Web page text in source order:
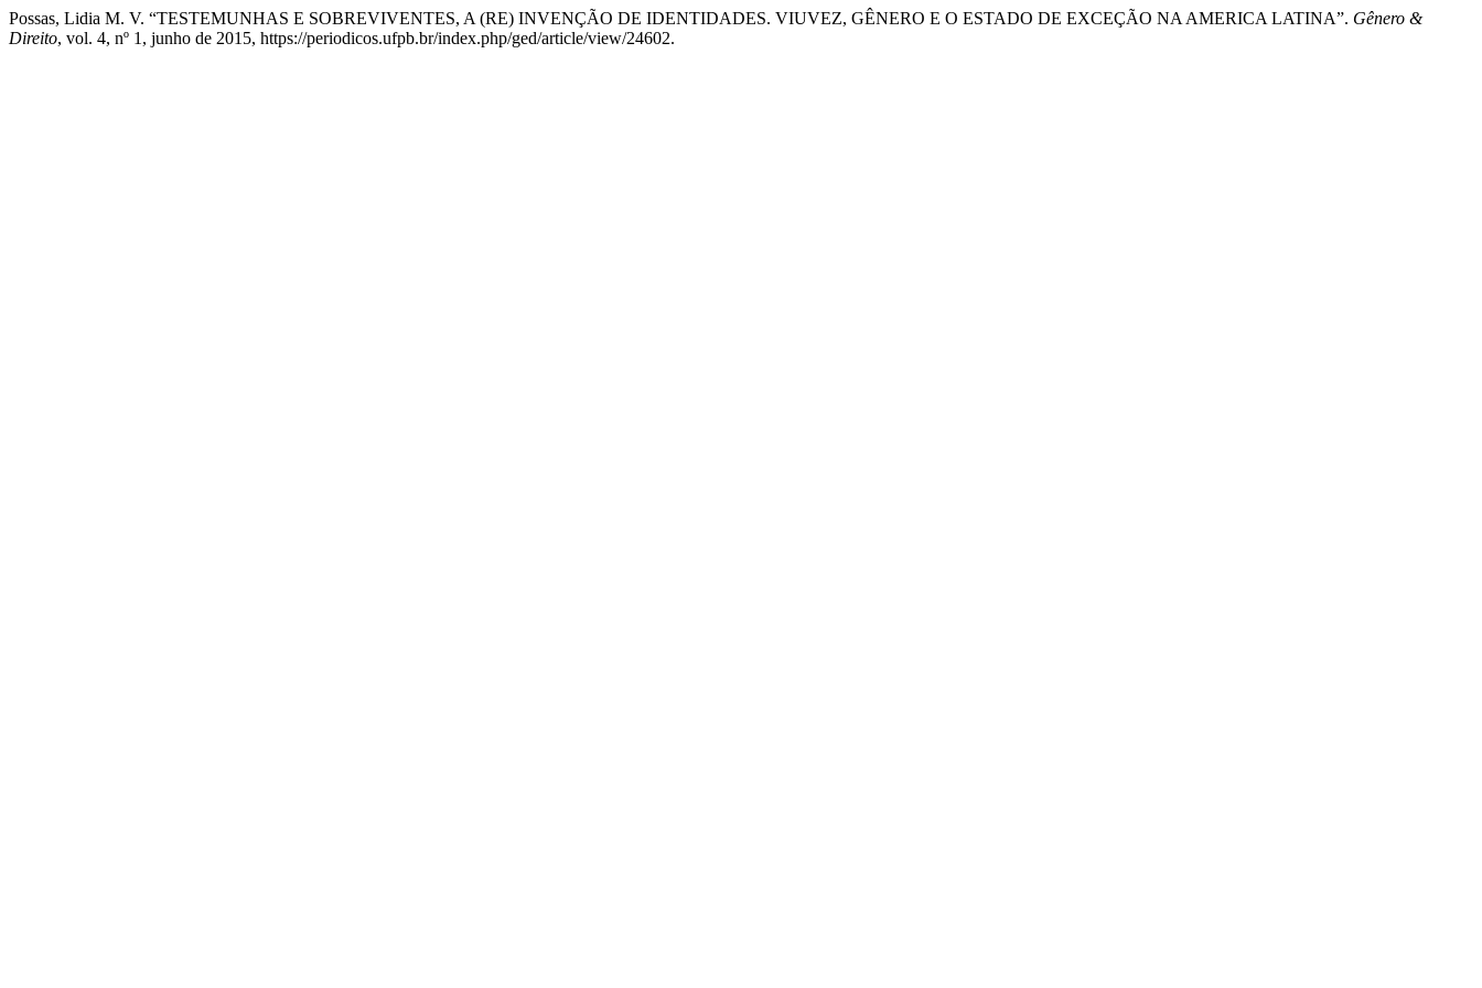
Possas, Lidia M. V. “TESTEMUNHAS E SOBREVIVENTES, A (RE) INVENÇÃO DE IDENTIDADES. VIUVEZ, GÊNERO E O ESTADO DE EXCEÇÃO NA AMERICA LATINA”. Gênero &
Direito, vol. 4, nº 1, junho de 2015, https://periodicos.ufpb.br/index.php/ged/article/view/24602.